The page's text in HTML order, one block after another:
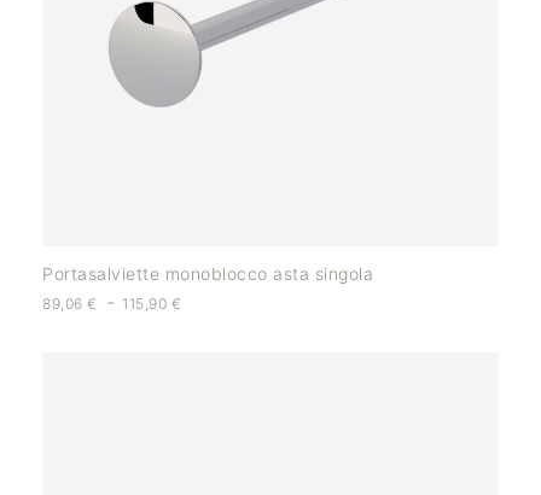
Portasalviette monoblocco asta singola
89,06 € - 115,90 €